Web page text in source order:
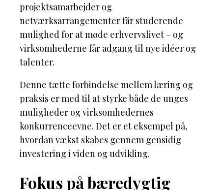
projektsamarbejder og
netværksarrangementer får studerende
mulighed for at møde erhvervslivet – og
virksomhederne får adgang til nye idéer og
talenter.
Denne tætte forbindelse mellem læring og
praksis er med til at styrke både de unges
muligheder og virksomhedernes
konkurrenceevne. Det er et eksempel på,
hvordan vækst skabes gennem gensidig
investering i viden og udvikling.
Fokus på bæredygtig